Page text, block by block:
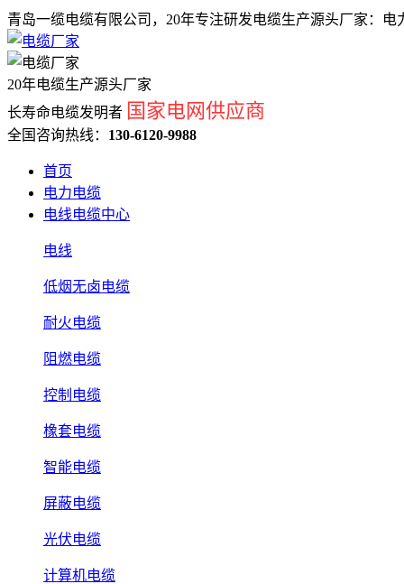
青岛一缆电缆有限公司，20年专注研发电缆生产源头厂家：
20年电缆生产源头厂家
长寿命电缆发明者 国家电网供应商
全国咨询热线： 130-6120-9988
首页
电力电缆
电线电缆中心
电线
低烟无卤电缆
耐火电缆
阻燃电缆
控制电缆
橡套电缆
智能电缆
屏蔽电缆
光伏电缆
计算机电缆